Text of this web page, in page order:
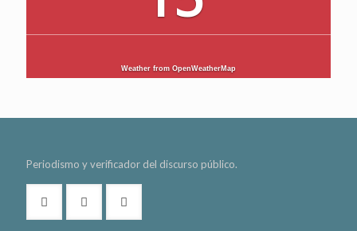
Weather from OpenWeatherMap
Periodismo y verificador del discurso público.